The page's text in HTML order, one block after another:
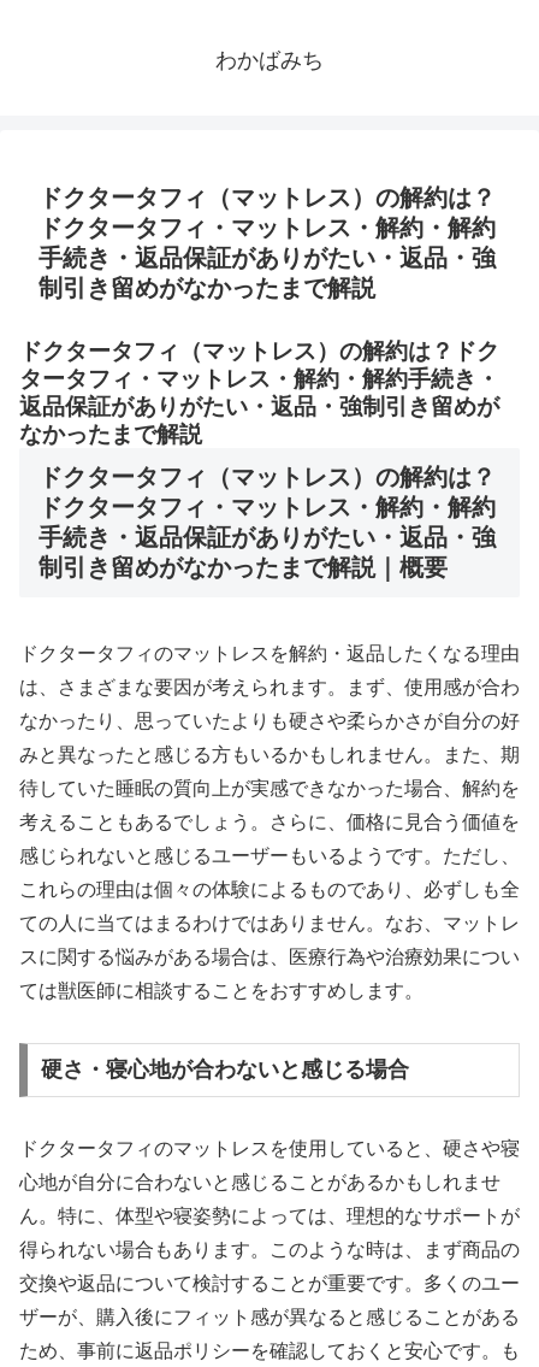
わかばみち
ドクタータフィ（マットレス）の解約は？
ドクタータフィ・マットレス・解約・解約
手続き・返品保証がありがたい・返品・強
制引き留めがなかったまで解説
ドクタータフィ（マットレス）の解約は？ドク
タータフィ・マットレス・解約・解約手続き・
返品保証がありがたい・返品・強制引き留めが
なかったまで解説
ドクタータフィ（マットレス）の解約は？
ドクタータフィ・マットレス・解約・解約
手続き・返品保証がありがたい・返品・強
制引き留めがなかったまで解説｜概要
ドクタータフィのマットレスを解約・返品したくなる理由
は、さまざまな要因が考えられます。まず、使用感が合わ
なかったり、思っていたよりも硬さや柔らかさが自分の好
みと異なったと感じる方もいるかもしれません。また、期
待していた睡眠の質向上が実感できなかった場合、解約を
考えることもあるでしょう。さらに、価格に見合う価値を
感じられないと感じるユーザーもいるようです。ただし、
これらの理由は個々の体験によるものであり、必ずしも全
ての人に当てはまるわけではありません。なお、マットレ
スに関する悩みがある場合は、医療行為や治療効果につい
ては獣医師に相談することをおすすめします。
硬さ・寝心地が合わないと感じる場合
ドクタータフィのマットレスを使用していると、硬さや寝
心地が自分に合わないと感じることがあるかもしれませ
ん。特に、体型や寝姿勢によっては、理想的なサポートが
得られない場合もあります。このような時は、まず商品の
交換や返品について検討することが重要です。多くのユー
ザーが、購入後にフィット感が異なると感じることがある
ため、事前に返品ポリシーを確認しておくと安心です。も